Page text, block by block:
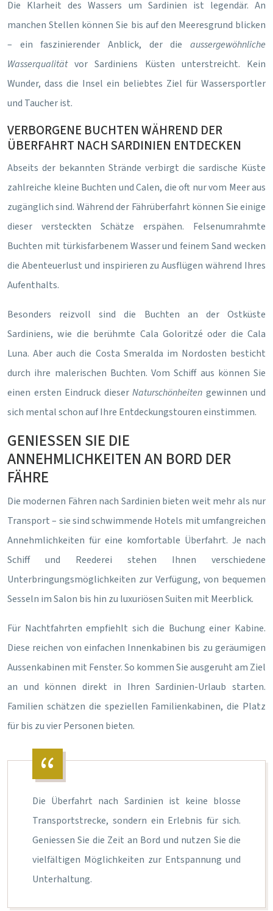
Die Klarheit des Wassers um Sardinien ist legendär. An
manchen Stellen können Sie bis auf den Meeresgrund blicken
– ein faszinierender Anblick, der die aussergewöhnliche
Wasserqualitätvor Sardiniens Küsten unterstreicht. Kein
Wunder, dass die Insel ein beliebtes Ziel für Wassersportler
und Taucher ist.
VERBORGENE BUCHTEN WÄHREND DER
ÜBERFAHRT NACH SARDINIEN ENTDECKEN
Abseits der bekannten Strände verbirgt die sardische Küste
zahlreiche kleine Buchten und Calen, die oft nur vom Meer aus
zugänglich sind. Während der Fährüberfahrt können Sie einige
dieser versteckten Schätze erspähen. Felsenumrahmte
Buchten mit türkisfarbenem Wasser und feinem Sand wecken
die Abenteuerlust und inspirieren zu Ausflügen während Ihres
Aufenthalts.
Besonders reizvoll sind die Buchten an der Ostküste
Sardiniens, wie die berühmte Cala Goloritzé oder die Cala
Luna. Aber auch die Costa Smeralda im Nordosten besticht
durch ihre malerischen Buchten. Vom Schiff aus können Sie
einen ersten Eindruck dieser Naturschönheiten gewinnen und
sich mental schon auf Ihre Entdeckungstouren einstimmen.
GENIESSEN SIE DIE
ANNEHMLICHKEITEN AN BORD DER
FÄHRE
Die modernen Fähren nach Sardinien bieten weit mehr als nur
Transport – sie sind schwimmende Hotels mit umfangreichen
Annehmlichkeiten für eine komfortable Überfahrt. Je nach
Schiff und Reederei stehen Ihnen verschiedene
Unterbringungsmöglichkeiten zur Verfügung, von bequemen
Sesseln im Salon bis hin zu luxuriösen Suiten mit Meerblick.
Für Nachtfahrten empfiehlt sich die Buchung einer Kabine.
Diese reichen von einfachen Innenkabinen bis zu geräumigen
Aussenkabinen mit Fenster. So kommen Sie ausgeruht am Ziel
an und können direkt in Ihren Sardinien-Urlaub starten.
Familien schätzen die speziellen Familienkabinen, die Platz
für bis zu vier Personen bieten.
Die Überfahrt nach Sardinien ist keine blosse
Transportstrecke, sondern ein Erlebnis für sich.
Geniessen Sie die Zeit an Bord und nutzen Sie die
vielfältigen Möglichkeiten zur Entspannung und
Unterhaltung.